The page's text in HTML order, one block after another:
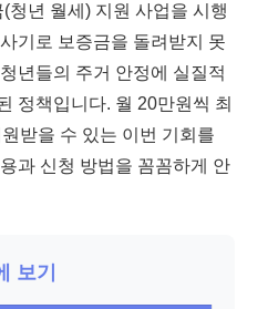
청년 월세) 지원 사업을 시행
기로 보증금을 돌려받지 못
년들의 주거 안정에 실질적
정책입니다. 월 20만원씩 최
받을 수 있는 이번 기회를
과 신청 방법을 꼼꼼하게 안
보기